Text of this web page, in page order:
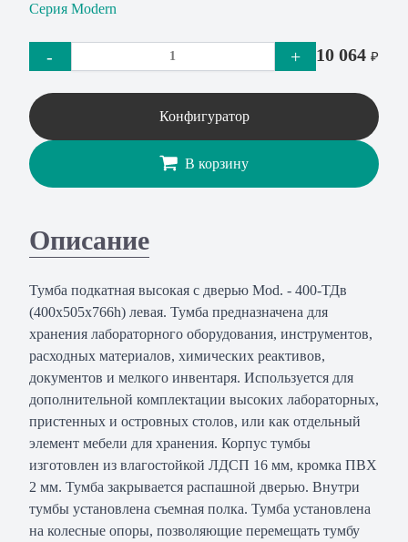
Серия Modern
- + 10 064 ₽
Конфигуратор
В корзину
Описание
Тумба подкатная высокая с дверью Mod. - 400-ТДв
(400х505х766h) левая. Тумба предназначена для
хранения лабораторного оборудования, инструментов,
расходных материалов, химических реактивов,
документов и мелкого инвентаря. Используется для
дополнительной комплектации высоких лабораторных,
пристенных и островных столов, или как отдельный
элемент мебели для хранения. Корпус тумбы
изготовлен из влагостойкой ЛДСП 16 мм, кромка ПВХ
2 мм. Тумба закрывается распашной дверью. Внутри
тумбы установлена съемная полка. Тумба установлена
на колесные опоры, позволяющие перемещать тумбу